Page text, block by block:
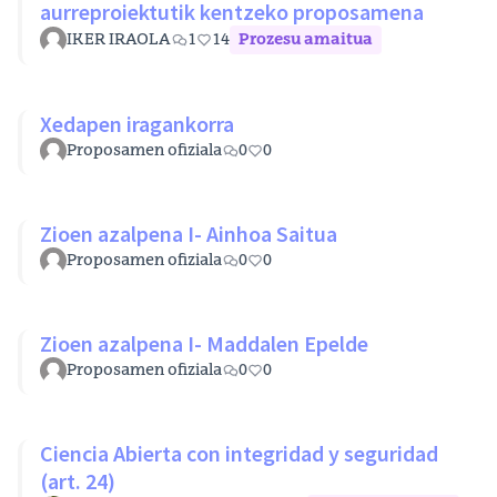
aurreproiektutik kentzeko proposamena
IKER IRAOLA 1 14 Prozesu amaitua
Xedapen iragankorra
Proposamen ofiziala 0 0
Zioen azalpena I- Ainhoa Saitua
Proposamen ofiziala 0 0
Zioen azalpena I- Maddalen Epelde
Proposamen ofiziala 0 0
Ciencia Abierta con integridad y seguridad
(art. 24)